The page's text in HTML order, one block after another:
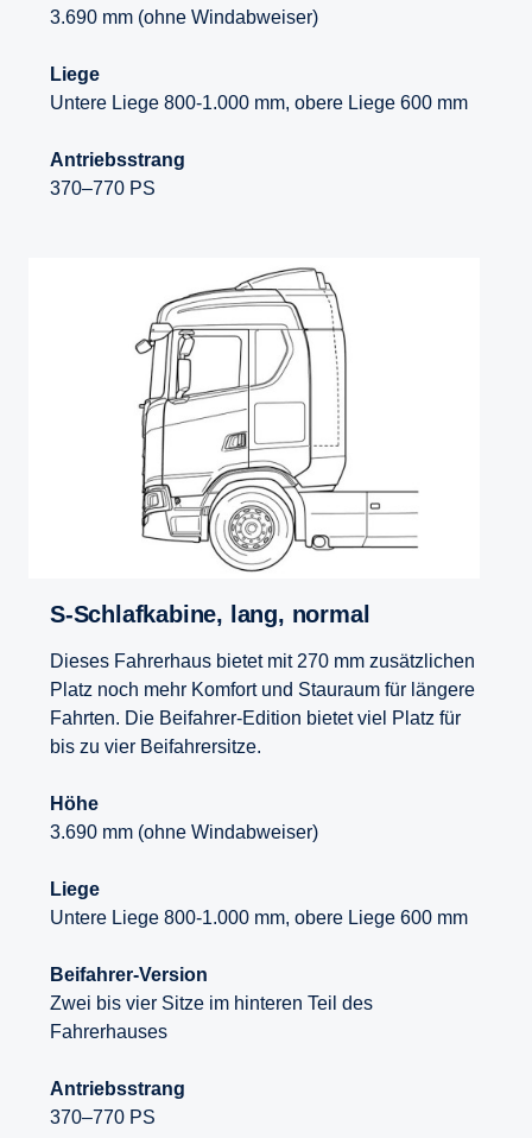
3.690 mm (ohne Windabweiser)
Liege
Untere Liege 800-1.000 mm, obere Liege 600 mm
Antriebsstrang
370–770 PS
S-​Schlafkabine, lang, normal
Dieses Fahrerhaus bietet mit 270 mm zusätzlichen
Platz noch mehr Komfort und Stauraum für längere
Fahrten. Die Beifahrer-Edition bietet viel Platz für
bis zu vier Beifahrersitze.
Höhe
3.690 mm (ohne Windabweiser)
Liege
Untere Liege 800-1.000 mm, obere Liege 600 mm
Beifahrer-Version
Zwei bis vier Sitze im hinteren Teil des
Fahrerhauses
Antriebsstrang
370–770 PS